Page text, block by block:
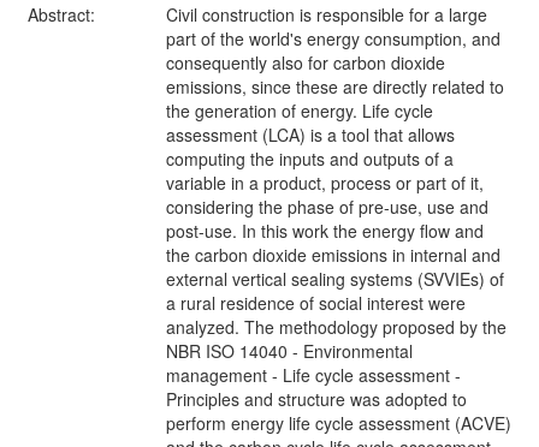
Abstract:
Civil construction is responsible for a large
part of the world's energy consumption, and
consequently also for carbon dioxide
emissions, since these are directly related to
the generation of energy. Life cycle
assessment (LCA) is a tool that allows
computing the inputs and outputs of a
variable in a product, process or part of it,
considering the phase of pre-use, use and
post-use. In this work the energy flow and
the carbon dioxide emissions in internal and
external vertical sealing systems (SVVIEs) of
a rural residence of social interest were
analyzed. The methodology proposed by the
NBR ISO 14040 - Environmental
management - Life cycle assessment -
Principles and structure was adopted to
perform energy life cycle assessment (ACVE)